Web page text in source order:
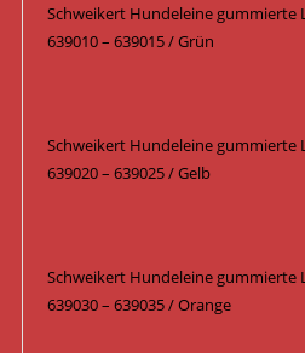
Schweikert Hundeleine gummierte
639010 – 639015 / Grün
Schweikert Hundeleine gummierte
639020 – 639025 / Gelb
Schweikert Hundeleine gummierte
639030 – 639035 / Orange